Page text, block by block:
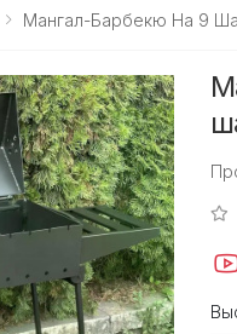
Мангал-Барбекю На 9